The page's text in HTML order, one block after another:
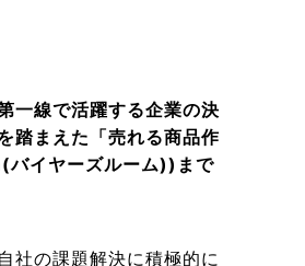
一線で活躍する企業の決
踏まえた「売れる商品作
イヤーズルーム))まで
社の課題解決に積極的に